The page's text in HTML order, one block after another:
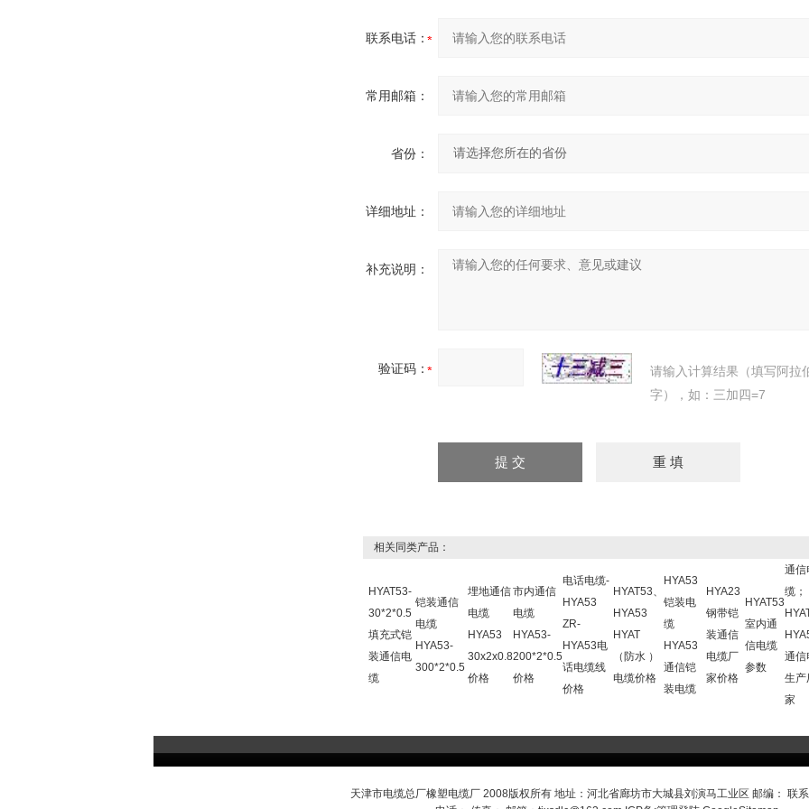
联系电话：
常用邮箱：
省份：
详细地址：
补充说明：
验证码：
请输入计算结果（填写阿拉
字），如：三加四=7
相关同类产品：
HYAT53-
30*2*0.5
填充式铠
装通信电
缆
铠装通信
电缆
HYA53-
300*2*0.5
埋地通信
电缆
HYA53
30x2x0.8
价格
市内通信
电缆
HYA53-
200*2*0.5
价格
电话电缆-
HYA53
ZR-
HYA53电
话电缆线
价格
HYAT53、
HYA53
HYAT
（防水 ）
电缆价格
HYA53
铠装电
缆
HYA53
通信铠
装电缆
HYA23
钢带铠
装通信
电缆厂
家价格
HYAT53
室内通
信电缆
参数
通信
缆；
通信
生产
家
天津市电缆总厂橡塑电缆厂 2008版权所有 地址：河北省廊坊市大城县刘演马工业区 邮编： 联